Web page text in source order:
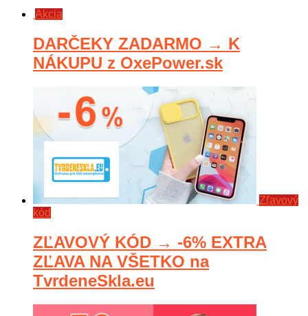
Akcia
DARČEKY ZADARMO → K
NÁKUPU z OxePower.sk
Zľavový
kód
ZĽAVOVÝ KÓD → -6% EXTRA
ZĽAVA NA VŠETKO na
TvrdeneSkla.eu